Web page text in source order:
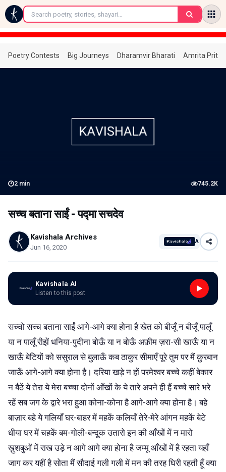
←
Poetry Contests Big Journeys Dharamvir Bharati Amrita
2 min 745.2K
सच्च बताना साईं - पद्मा सचदेव
Kavishala Archives
Jun 16, 2020
AI
Kavishala AI
Listen to this post
सच्चो सच्च बताना साईं आगे-आगे क्या होना है खेत को बीजूँ न बीजूँ पालूँ
या न पालूँ रीझें धनिया-पुदीना बोऊँ या न बोऊँ अफ़ीम ज़रा-सी खाऊँ या न
खाऊँ बेटियों को ससुराल से बुलाऊँ कब ठाकुर सीमाएँ पूरे तुम पर मैं क़ुरबान
जाऊँ आगे-आगे क्या होना है। दरिया खड़े न हों परमेश्वर बच्चे कहीं बेकार
न बैठें ये तेरा ये मेरा बच्चा दोनों आँखों के ये तारे अपने ही हैं बच्चे सारे भरे
रहें सब जग के द्वारे भरा हुआ कोना-कोना है आगे-आगे क्या होना है। बहे
बाज़ार बहे ये गलियाँ घर-बाहर में महकें कलियाँ तेरे-मेरे आंगन महकें बेटे
धीया घर में चहकें बम-गोली-बन्दूक उतारो इन की आँखों में न मारो
ख़ुशबुओं में राख उड़े न आगे आगे क्या होना है जम्मू आँखों में है रहता यहाँ
जाग कर यहीं है सोता मैं सौदाई गली गली में मन की तरह घिरी रहती हूँ क्या